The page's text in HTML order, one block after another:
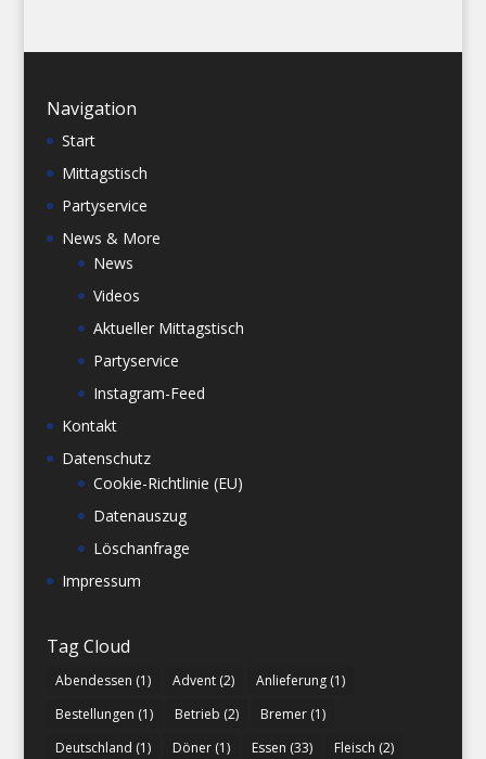
Navigation
Start
Mittagstisch
Partyservice
News & More
News
Videos
Aktueller Mittagstisch
Partyservice
Instagram-Feed
Kontakt
Datenschutz
Cookie-Richtlinie (EU)
Datenauszug
Löschanfrage
Impressum
Tag Cloud
Abendessen (1) Advent(2) Anlieferung(1)
Bestellungen (1) Betrieb (2) Bremer(1)
Deutschland (1) Döner(1) Essen (33) Fleisch (2)